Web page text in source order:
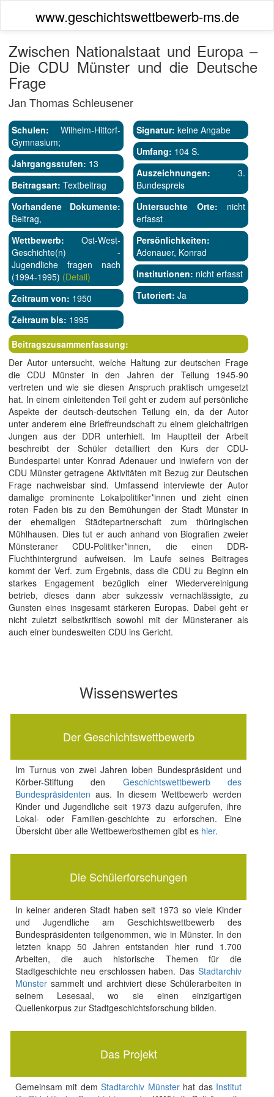
www.geschichtswettbewerb-ms.de
Zwischen Nationalstaat und Europa –
Die CDU Münster und die Deutsche
Frage
Jan Thomas Schleusener
Schulen: Wilhelm-Hittorf-
Gymnasium;
Jahrgangsstufen: 13
Beitragsart: Textbeitrag
Vorhandene Dokumente:
Beitrag,
Wettbewerb: Ost-West-
Geschichte(n) -
Jugendliche fragen nach
(1994-1995) (Detail)
Zeitraum von: 1950
Zeitraum bis: 1995
Signatur: keine Angabe
Umfang: 104 S.
Auszeichnungen: 3.
Bundespreis
Untersuchte Orte: nicht
erfasst
Persönlichkeiten:
Adenauer, Konrad
Institutionen: nicht erfasst
Tutoriert: Ja
Beitragszusammenfassung:
Der Autor untersucht, welche Haltung zur deutschen Frage
die CDU Münster in den Jahren der Teilung 1945-90
vertreten und wie sie diesen Anspruch praktisch umgesetzt
hat. In einem einleitenden Teil geht er zudem auf persönliche
Aspekte der deutsch-deutschen Teilung ein, da der Autor
unter anderem eine Brieffreundschaft zu einem gleichaltrigen
Jungen aus der DDR unterhielt. Im Hauptteil der Arbeit
beschreibt der Schüler detailliert den Kurs der CDU-
Bundespartei unter Konrad Adenauer und inwiefern von der
CDU Münster getragene Aktivitäten mit Bezug zur Deutschen
Frage nachweisbar sind. Umfassend interviewte der Autor
damalige prominente Lokalpolitiker*innen und zieht einen
roten Faden bis zu den Bemühungen der Stadt Münster in
der ehemaligen Städtepartnerschaft zum thüringischen
Mühlhausen. Dies tut er auch anhand von Biografien zweier
Münsteraner CDU-Politiker*innen, die einen DDR-
Fluchthintergrund aufweisen. Im Laufe seines Beitrages
kommt der Verf. zum Ergebnis, dass die CDU zu Beginn ein
starkes Engagement bezüglich einer Wiedervereinigung
betrieb, dieses dann aber sukzessiv vernachlässigte, zu
Gunsten eines insgesamt stärkeren Europas. Dabei geht er
nicht zuletzt selbstkritisch sowohl mit der Münsteraner als
auch einer bundesweiten CDU ins Gericht.
Wissenswertes
Der Geschichtswettbewerb
Im Turnus von zwei Jahren loben Bundespräsident und
Körber-Stiftung den Geschichtswettbewerb des
Bundespräsidenten aus. In diesem Wettbewerb werden
Kinder und Jugendliche seit 1973 dazu aufgerufen, ihre
Lokal- oder Familien-geschichte zu erforschen. Eine
Übersicht über alle Wettbewerbsthemen gibt es hier.
Die Schülerforschungen
In keiner anderen Stadt haben seit 1973 so viele Kinder
und Jugendliche am Geschichtswettbewerb des
Bundespräsidenten teilgenommen, wie in Münster. In den
letzten knapp 50 Jahren entstanden hier rund 1.700
Arbeiten, die auch historische Themen für die
Stadtgeschichte neu erschlossen haben. DasStadtarchiv
Münstersammelt und archiviert diese Schülerarbeiten in
seinem Lesesaal, wo sie einen einzigartigen
Quellenkorpus zur Stadtgeschichtsforschung bilden.
Das Projekt
Gemeinsam mit demStadtarchiv Münsterhat das Institut